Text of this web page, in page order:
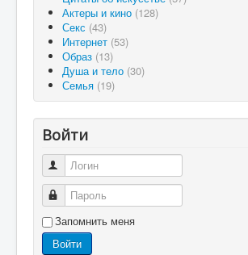
Актеры и кино (128)
Секс (43)
Интернет (53)
Образ (13)
Душа и тело (30)
Семья (19)
Войти
Логин
Пароль
Запомнить меня
Войти